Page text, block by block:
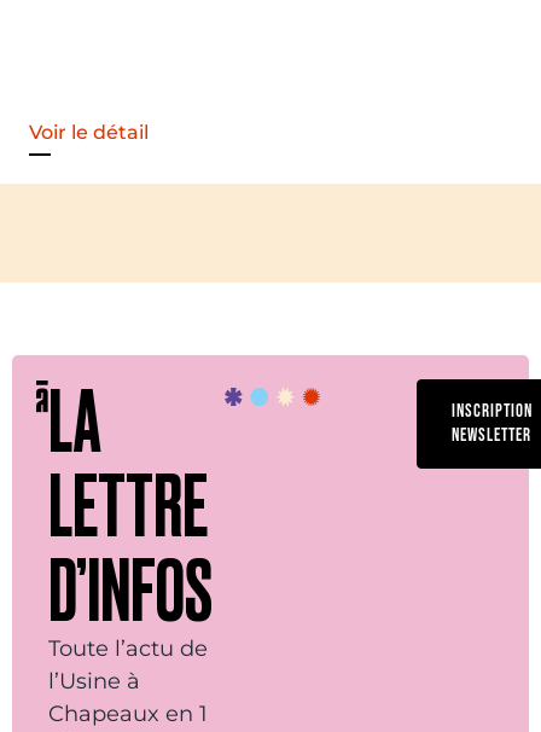
Voir le détail
LA
LETTRE
D’INFOS
Toute l’actu de
l’Usine à
Chapeaux en 1
INSCRIPTION
NEWSLETTER